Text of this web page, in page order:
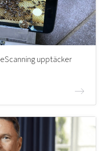
upptäcker